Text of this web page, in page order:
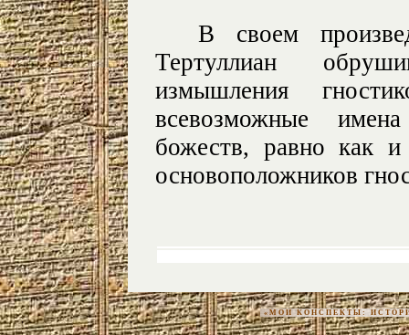
В своем
Тертуллиан
измышления
всевозможные
божеств, равно как
основоположников
«МОИ КОНСПЕКТЫ: